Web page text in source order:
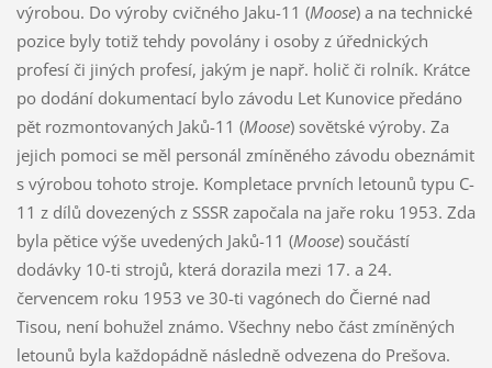
výrobou. Do výroby cvičného Jaku-11 (Moose) a na technické
pozice byly totiž tehdy povolány i osoby z úřednických
profesí či jiných profesí, jakým je např. holič či rolník. Krátce
po dodání dokumentací bylo závodu Let Kunovice předáno
pět rozmontovaných Jaků-11 (Moose) sovětské výroby. Za
jejich pomoci se měl personál zmíněného závodu obeznámit
s výrobou tohoto stroje. Kompletace prvních letounů typu C-
11 z dílů dovezených z SSSR započala na jaře roku 1953. Zda
byla pětice výše uvedených Jaků-11 (Moose) součástí
dodávky 10-ti strojů, která dorazila mezi 17. a 24.
červencem roku 1953 ve 30-ti vagónech do Čierné nad
Tisou, není bohužel známo. Všechny nebo část zmíněných
letounů byla každopádně následně odvezena do Prešova.